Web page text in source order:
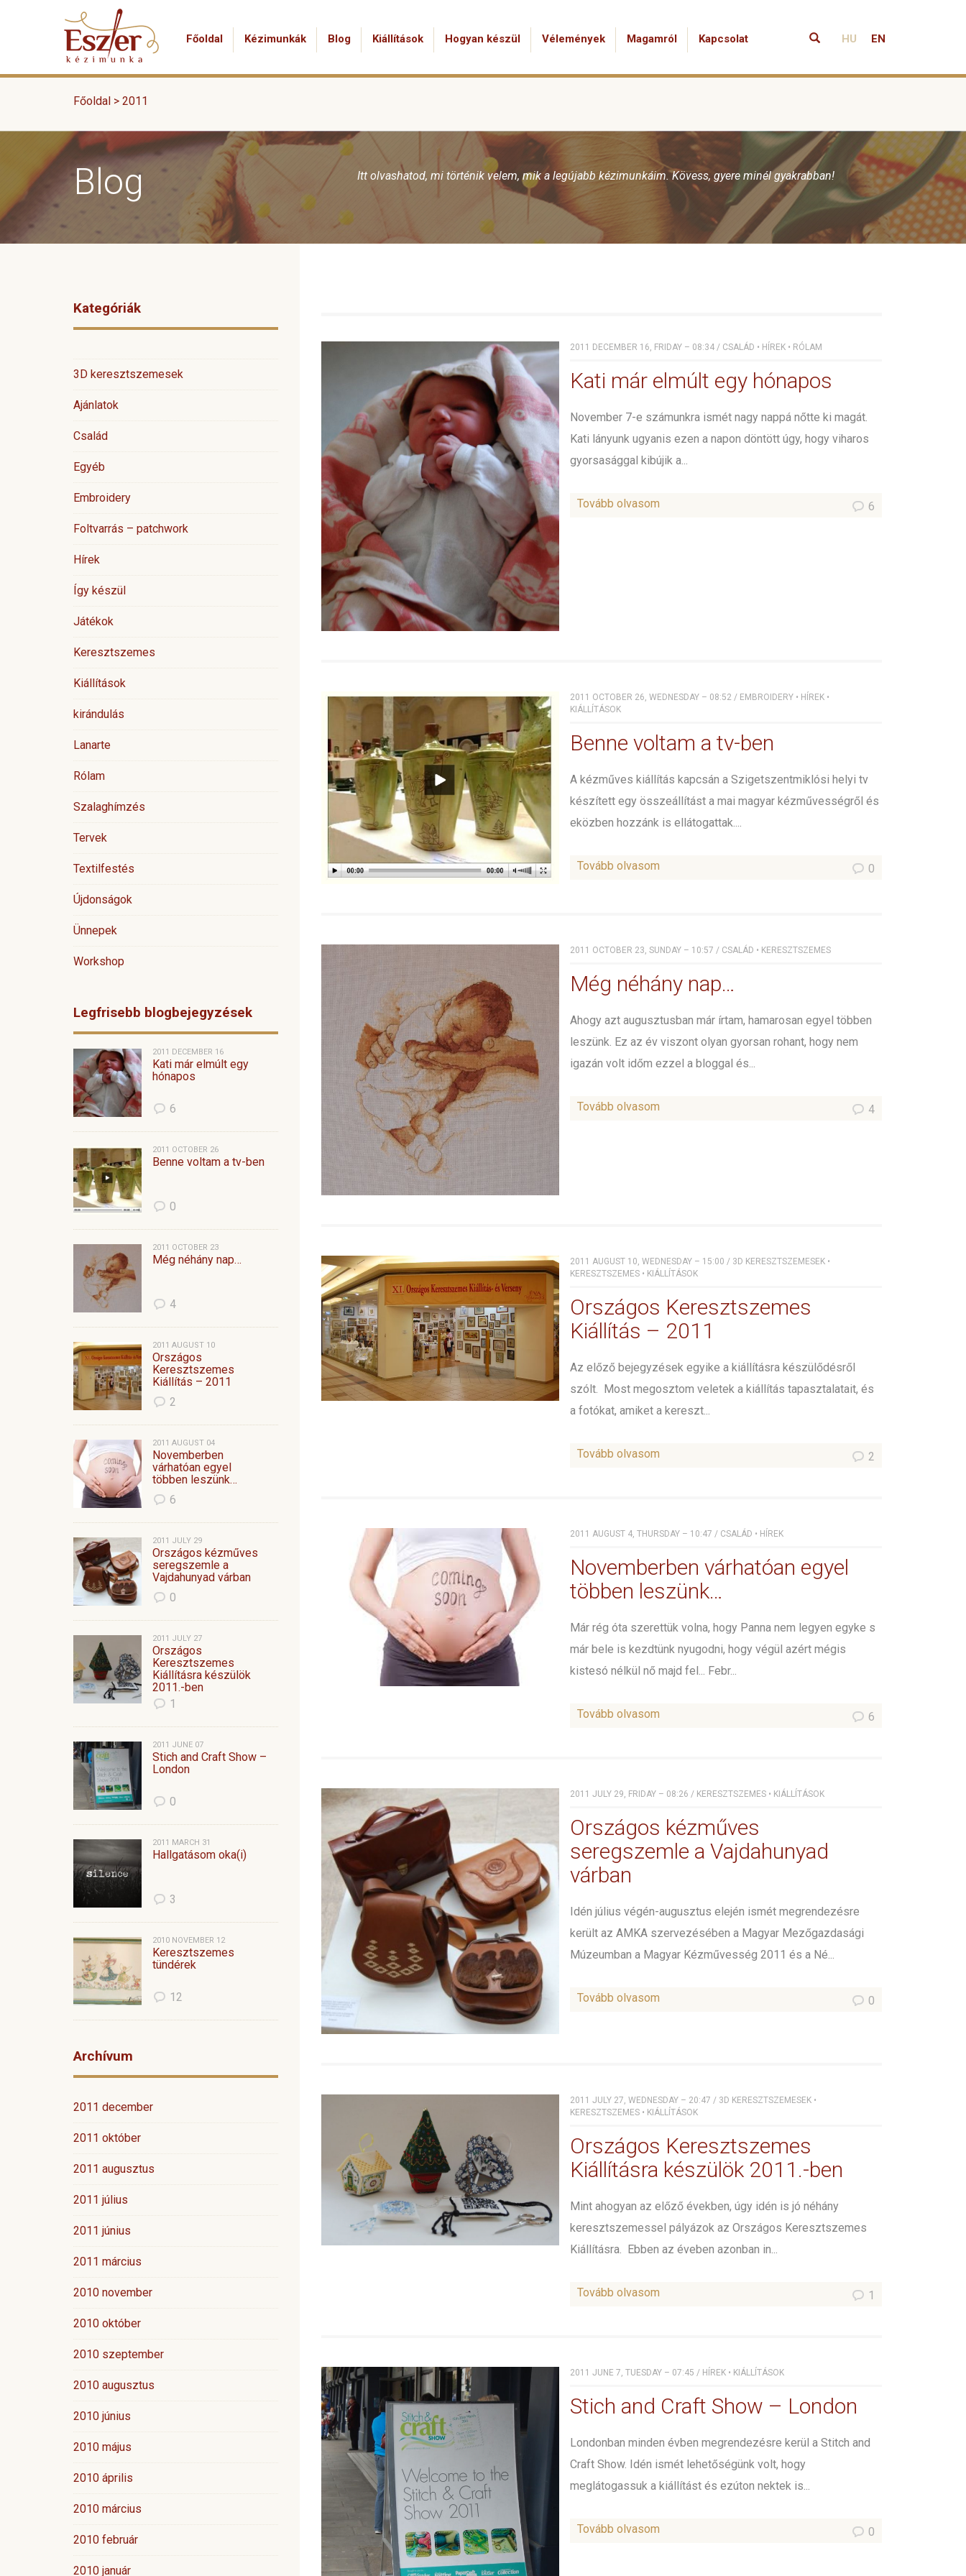
Főoldal Kézimunkák Blog Kiállítások Hogyan készül Vélemények Magamról Kapcsolat HU EN
Főoldal > 2011
Blog Itt olvashatod, mi történik velem, mik a legújabb kézimunkáim. Kövess, gyere minél gyakrabban!
Kategóriák
3D keresztszemesek
Ajánlatok
Család
Egyéb
Embroidery
Foltvarrás – patchwork
Hírek
Így készül
Játékok
Keresztszemes
Kiállítások
kirándulás
Lanarte
Rólam
Szalaghímzés
Tervek
Textilfestés
Újdonságok
Ünnepek
Workshop
Legfrisebb blogbejegyzések
2011 DECEMBER 16
Kati már elmúlt egy
hónapos
6
2011 OCTOBER 26
Benne voltam a tv-ben
0
2011 OCTOBER 23
Még néhány nap…
4
2011 AUGUST 10
Országos
Keresztszemes
Kiállítás – 2011
2
2011 AUGUST 04
Novemberben
várhatóan egyel
többen leszünk…
6
2011 JULY 29
Országos kézműves
seregszemle a
Vajdahunyad várban
0
2011 JULY 27
Országos
Keresztszemes
Kiállításra készülök
2011.-ben
1
2011 JUNE 07
Stich and Craft Show –
London
0
2011 MARCH 31
Hallgatásom oka(i)
3
2010 NOVEMBER 12
Keresztszemes
tündérek
12
Archívum
2011 december
2011 október
2011 augusztus
2011 július
2011 június
2011 március
2010 november
2010 október
2010 szeptember
2010 augusztus
2010 június
2010 május
2010 április
2010 március
2010 február
2010 január
2011 DECEMBER 16, FRIDAY – 08:34 / CSALÁD • HÍREK • RÓLAM
Kati már elmúlt egy hónapos
November 7-e számunkra ismét nagy nappá nőtte ki magát.
Kati lányunk ugyanis ezen a napon döntött úgy, hogy viharos
gyorsasággal kibújik a...
Tovább olvasom 6
2011 OCTOBER 26, WEDNESDAY – 08:52 / EMBROIDERY • HÍREK •
KIÁLLÍTÁSOK
Benne voltam a tv-ben
A kézműves kiállítás kapcsán a Szigetszentmiklósi helyi tv
készített egy összeállítást a mai magyar kézművességről és
eközben hozzánk is ellátogattak....
Tovább olvasom 0
2011 OCTOBER 23, SUNDAY – 10:57 / CSALÁD • KERESZTSZEMES
Még néhány nap…
Ahogy azt augusztusban már írtam, hamarosan egyel többen
leszünk. Ez az év viszont olyan gyorsan rohant, hogy nem
igazán volt időm ezzel a bloggal és...
Tovább olvasom 4
2011 AUGUST 10, WEDNESDAY – 15:00 / 3D KERESZTSZEMESEK •
KERESZTSZEMES • KIÁLLÍTÁSOK
Országos Keresztszemes
Kiállítás – 2011
Az előző bejegyzések egyike a kiállításra készülődésről
szólt. Most megosztom veletek a kiállítás tapasztalatait, és
a fotókat, amiket a kereszt...
Tovább olvasom 2
2011 AUGUST 4, THURSDAY – 10:47 / CSALÁD • HÍREK
Novemberben várhatóan egyel
többen leszünk…
Már rég óta szerettük volna, hogy Panna nem legyen egyke s
már bele is kezdtünk nyugodni, hogy végül azért mégis
kistesó nélkül nő majd fel... Febr...
Tovább olvasom 6
2011 JULY 29, FRIDAY – 08:26 / KERESZTSZEMES • KIÁLLÍTÁSOK
Országos kézműves
seregszemle a Vajdahunyad
várban
Idén július végén-augusztus elején ismét megrendezésre
került az AMKA szervezésében a Magyar Mezőgazdasági
Múzeumban a Magyar Kézművesség 2011 és a Né...
Tovább olvasom 0
2011 JULY 27, WEDNESDAY – 20:47 / 3D KERESZTSZEMESEK •
KERESZTSZEMES • KIÁLLÍTÁSOK
Országos Keresztszemes
Kiállításra készülök 2011.-ben
Mint ahogyan az előző években, úgy idén is jó néhány
keresztszemessel pályázok az Országos Keresztszemes
Kiállításra. Ebben az éveben azonban in...
Tovább olvasom 1
2011 JUNE 7, TUESDAY – 07:45 / HÍREK • KIÁLLÍTÁSOK
Stich and Craft Show – London
Londonban minden évben megrendezésre kerül a Stitch and
Craft Show. Idén ismét lehetőségünk volt, hogy
meglátogassuk a kiállítást és ezúton nektek is...
Tovább olvasom 0